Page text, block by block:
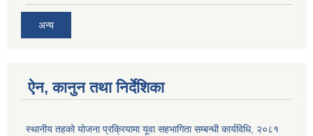
अन्य
ऐन, कानुन तथा निर्देशिका
स्थानीय तहको योजना प्रक्रियामा यूवा सहभागिता सम्बन्धी कार्यविधि, २०८१